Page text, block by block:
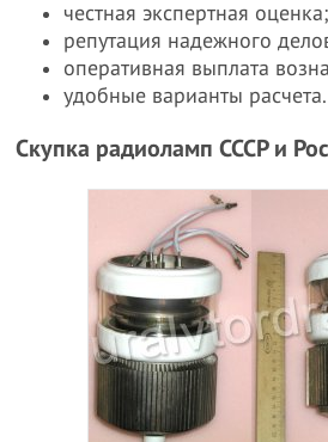
честная экспертная оценка;
репутация надежного
оперативная выплата
удобные варианты расчета.
Скупка радиоламп СССР и